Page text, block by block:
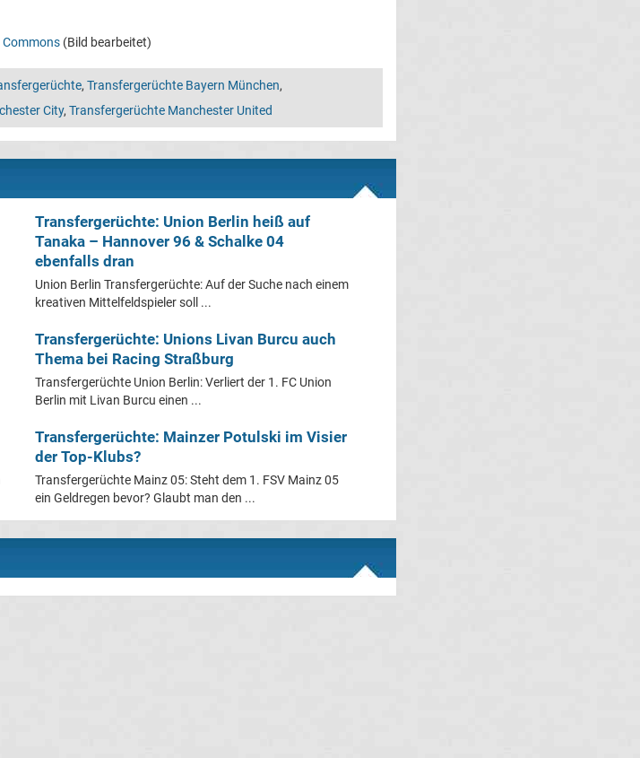
Commons (Bild bearbeitet)
, Transfergerüchte Bayern München,
City, Transfergerüchte Manchester United
Transfergerüchte: Union Berlin heiß auf
Tanaka – Hannover 96 & Schalke 04
ebenfalls dran
Union Berlin Transfergerüchte: Auf der Suche nach einem
kreativen Mittelfeldspieler soll ...
Transfergerüchte: Unions Livan Burcu auch
Thema bei Racing Straßburg
Transfergerüchte Union Berlin: Verliert der 1. FC Union
Berlin mit Livan Burcu einen ...
Transfergerüchte: Mainzer Potulski im Visier
der Top-Klubs?
Transfergerüchte Mainz 05: Steht dem 1. FSV Mainz 05
ein Geldregen bevor? Glaubt man den ...